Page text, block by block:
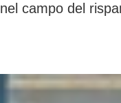
nel campo del